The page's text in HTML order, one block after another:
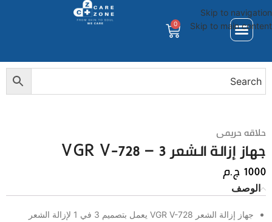
Skip to navigation
Skip to main content
0
حلاقه حريمى
جهاز إزالة الشعر VGR V-728 – 3
1000ج.م
الوصف
جهاز إزالة الشعر VGR V-728 يعمل بتصميم 3 في 1 لإزالة الشعر